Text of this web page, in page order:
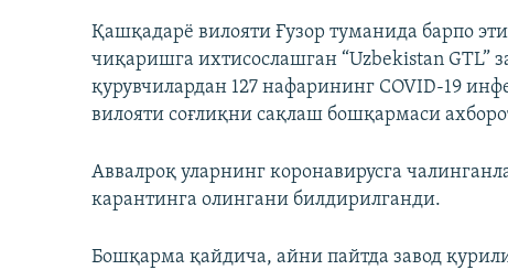
Қашқадарё вилояти Ғузор туманида барпо
чиқаришга ихтисослашган “Uzbekistan GTL”
қурувчилардан 127 нафарининг COVID-19
вилояти соғлиқни сақлаш бошқармаси
Аввалроқ уларнинг коронавирусга
карантинга олингани билдирилганди.
Бошқарма қайдича, айни пайтда завод